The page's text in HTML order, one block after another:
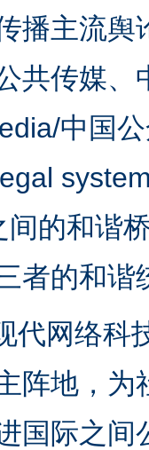
播主流
共传媒
中国
的和谐
者的和谐
代网络科
阵地，
国际之